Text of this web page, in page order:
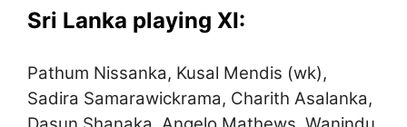
Sri Lanka playing XI:
Pathum Nissanka, Kusal Mendis (wk),
Sadira Samarawickrama, Charith Asalanka,